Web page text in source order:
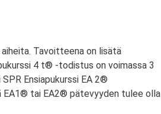
Tavoitteena on lisätä
4 t® -todistus on voimassa 3
Ensiapukurssi EA 2®
EA1® tai EA2® pätevyyden tulee olla